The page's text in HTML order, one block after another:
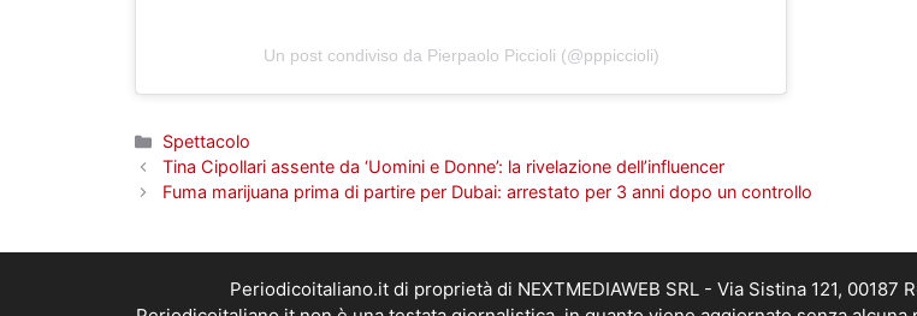
Un post condiviso da Pierpaolo Piccioli (@pppiccioli)
Categorie
Spettacolo
Tina Cipollari assente da ‘Uomini e Donne’: la rivelazione dell’influencer
Fuma marijuana prima di partire per Dubai: arrestato per 3 anni dopo un controllo
Periodicoitaliano.it di proprietà di NEXTMEDIAWEB SRL - Via Sistina 121, 00187